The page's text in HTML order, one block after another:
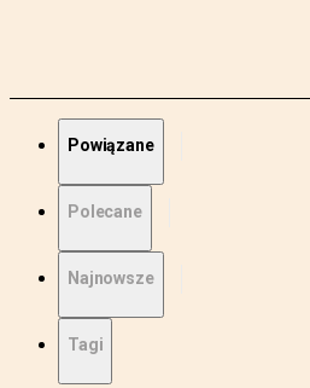
Powiązane
Polecane
Najnowsze
Tagi